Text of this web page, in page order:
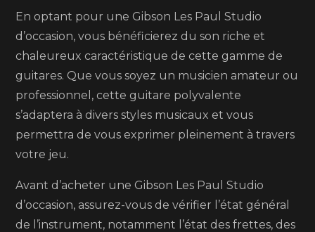
En optant pour une Gibson Les Paul Studio
d’occasion, vous bénéficierez du son riche et
chaleureux caractéristique de cette gamme de
guitares. Que vous soyez un musicien amateur ou
professionnel, cette guitare polyvalente
s’adaptera à divers styles musicaux et vous
permettra de vous exprimer pleinement à travers
votre jeu.
Avant d’acheter une Gibson Les Paul Studio
d’occasion, assurez-vous de vérifier l’état général
de l’instrument, notamment l’état des frettes, des